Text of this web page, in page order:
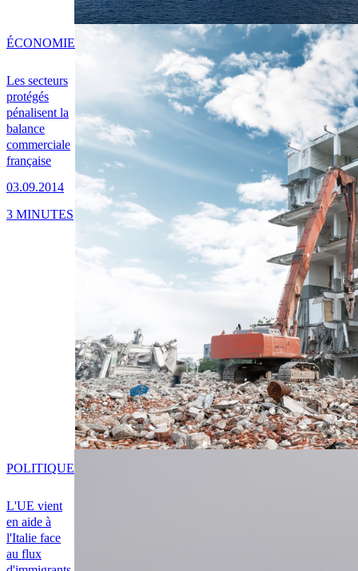
Les secteurs
protégés
pénalisent la
balance
commerciale
française
03.09.2014
ÉCONOMIE
3 MINUTES
L'UE vient
en aide à
l'Italie face
au flux
POLITIQUE